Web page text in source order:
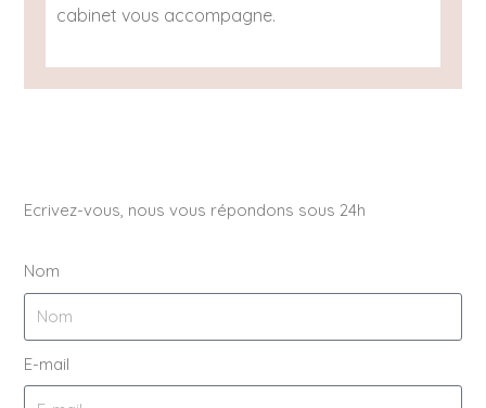
cabinet vous accompagne.
Ecrivez-vous, nous vous répondons sous 24h
Nom
E-mail